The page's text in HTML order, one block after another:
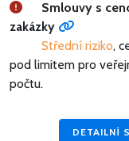
Smlouvy s
zakázky
Střední riziko,
pod limitem pro
počtu.
DETAILNÍ